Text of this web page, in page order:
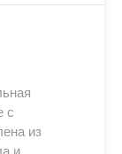
с
из
и